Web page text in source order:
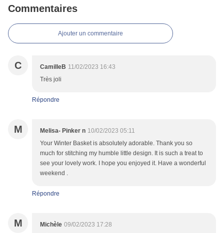
Commentaires
Ajouter un commentaire
C CamilleB 11/02/2023 16:43
Très joli
Répondre
M Melisa- Pinker n 10/02/2023 05:11
Your Winter Basket is absolutely adorable. Thank you so
much for stitching my humble little design. It is such a treat to
see your lovely work. I hope you enjoyed it. Have a wonderful
weekend .
Répondre
M Michèle 09/02/2023 17:28